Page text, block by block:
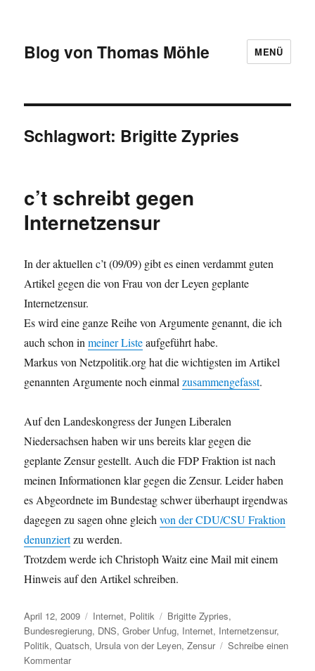
Blog von Thomas Möhle MENÜ
Schlagwort: Brigitte Zypries
c’t schreibt gegen
Internetzensur
In der aktuellen c’t (09/09) gibt es einen verdammt guten
Artikel gegen die von Frau von der Leyen geplante
Internetzensur.
Es wird eine ganze Reihe von Argumente genannt, die ich
auch schon inmeiner Listeaufgeführt habe.
Markus von Netzpolitik.org hat die wichtigsten im Artikel
genannten Argumente noch einmalzusammengefasst.
Auf den Landeskongress der Jungen Liberalen
Niedersachsen haben wir uns bereits klar gegen die
geplante Zensur gestellt. Auch die FDP Fraktion ist nach
meinen Informationen klar gegen die Zensur. Leider haben
es Abgeordnete im Bundestag schwer überhaupt irgendwas
dagegen zu sagen ohne gleichvon der CDU/CSU Fraktion
denunziertzu werden.
Trotzdem werde ich Christoph Waitz eine Mail mit einem
Hinweis auf den Artikel schreiben.
Veröffentlicht
am
April 12, 2009 Kategorien
Internet, Politik Schlagwörter
Brigitte Zypries,
Bundesregierung, DNS,Grober Unfug, Internet, Internetzensur,
Politik,Quatsch, Ursula von der Leyen,Zensur
Schreibe einen
Kommentarzu